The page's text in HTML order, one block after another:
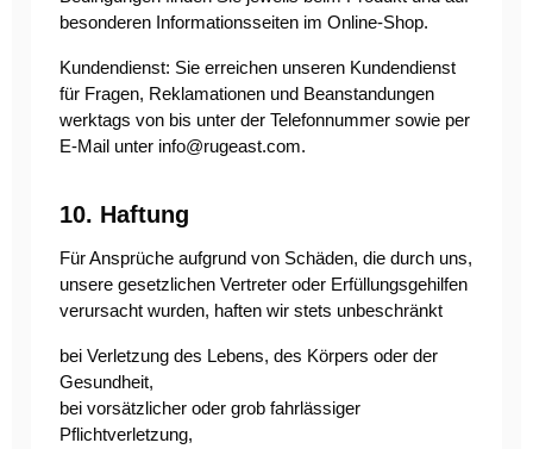
besonderen Informationsseiten im Online-Shop.
Kundendienst: Sie erreichen unseren Kundendienst
für Fragen, Reklamationen und Beanstandungen
werktags von bis unter der Telefonnummer sowie per
E-Mail unter info@rugeast.com.
10. Haftung
Für Ansprüche aufgrund von Schäden, die durch uns,
unsere gesetzlichen Vertreter oder Erfüllungsgehilfen
verursacht wurden, haften wir stets unbeschränkt
bei Verletzung des Lebens, des Körpers oder der
Gesundheit,
bei vorsätzlicher oder grob fahrlässiger
Pflichtverletzung,